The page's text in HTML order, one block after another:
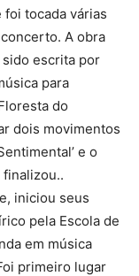
tocada várias
A obra
escrita por
para
do
dois movimentos
e o
finalizou..
iniciou seus
pela Escola de
em música
primeiro lugar